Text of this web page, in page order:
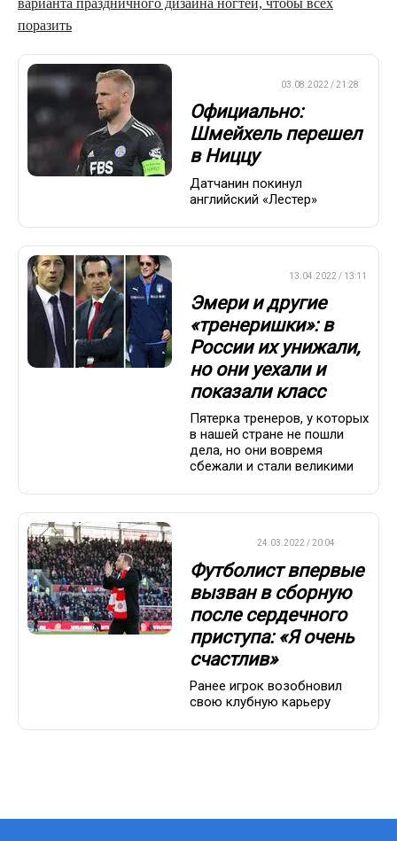
поразить
03.08.2022 / 21:28
Официально:
Шмейхель перешел
в Ниццу
Датчанин покинул
английский «Лестер»
13.04.2022 / 13:11
Эмери и другие
«тренеришки»: в
России их унижали,
но они уехали и
показали класс
Пятерка тренеров, у которых
в нашей стране не пошли
дела, но они вовремя
сбежали и стали великими
24.03.2022 / 20:04
Футболист впервые
вызван в сборную
после сердечного
приступа: «Я очень
счастлив»
Ранее игрок возобновил
свою клубную карьеру